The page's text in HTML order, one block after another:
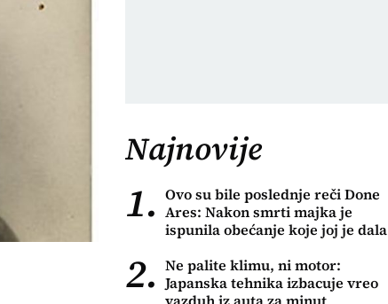
Najnovije
1. Ovo su bile poslednje reči Done
Ares: Nakon smrti majka je
ispunila obećanje koje joj je dala
2. Ne palite klimu, ni motor:
Japanska tehnika izbacuje vreo